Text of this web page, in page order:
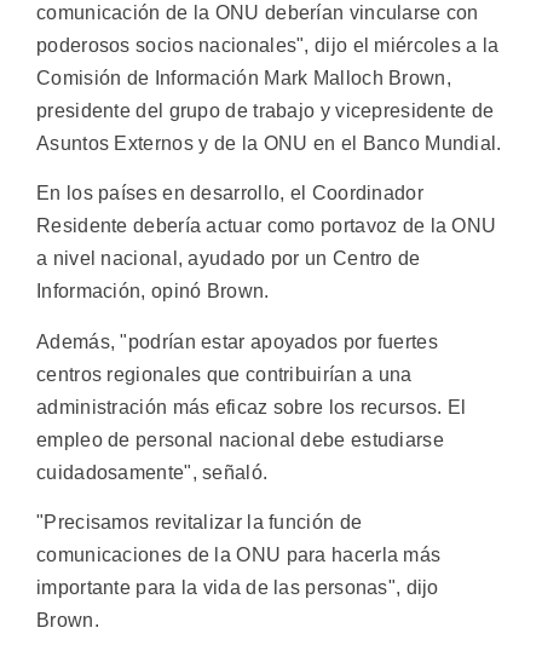
comunicación de la ONU deberían vincularse con
poderosos socios nacionales", dijo el miércoles a la
Comisión de Información Mark Malloch Brown,
presidente del grupo de trabajo y vicepresidente de
Asuntos Externos y de la ONU en el Banco Mundial.
En los países en desarrollo, el Coordinador
Residente debería actuar como portavoz de la ONU
a nivel nacional, ayudado por un Centro de
Información, opinó Brown.
Además, "podrían estar apoyados por fuertes
centros regionales que contribuirían a una
administración más eficaz sobre los recursos. El
empleo de personal nacional debe estudiarse
cuidadosamente", señaló.
"Precisamos revitalizar la función de
comunicaciones de la ONU para hacerla más
importante para la vida de las personas", dijo
Brown.